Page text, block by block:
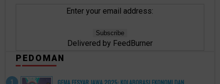
Enter your email address:
Delivered by FeedBurner
PEDOMAN
GEMA FESYAR JAWA 2025: KOLABORASI EKONOMI DAN